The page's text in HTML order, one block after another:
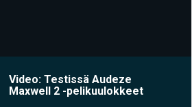
Video: Testissä Audeze
Maxwell 2 -pelikuulokkeet